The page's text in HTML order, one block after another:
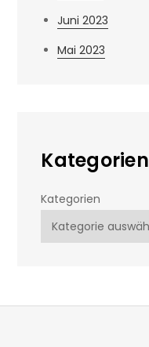
Juni 2023
Mai 2023
Kategorien
Kategorien